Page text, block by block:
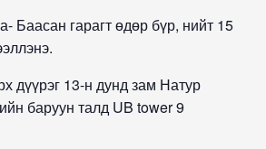
гарагт өдөр бүр, нийт 15
дүүрэг 13-н дунд зам Натур
баруун талд UB tower 9